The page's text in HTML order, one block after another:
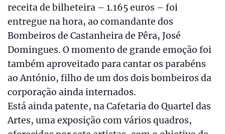
receita de bilheteira – 1.165 euros – foi
entregue na hora, ao comandante dos
Bombeiros de Castanheira de Pêra, José
Domingues. O momento de grande emoção foi
também aproveitado para cantar os parabéns
ao António, filho de um dos dois bombeiros da
corporação ainda internados.
Está ainda patente, na Cafetaria do Quartel das
Artes, uma exposição com vários quadros,